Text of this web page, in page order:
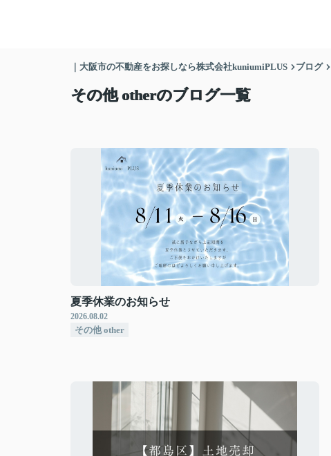
｜大阪市の不動産をお探しなら株式会社kuniumiPLUS ブログ
その他 otherのブログ一覧
夏季休業のお知らせ
2026.08.02
その他 other